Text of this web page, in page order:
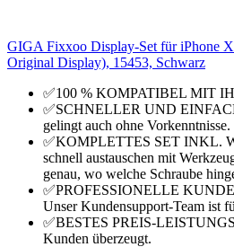
GIGA Fixxoo Display-Set für iPhone
Original Display), 15453, Schwarz
✅100 % KOMPATIBEL MIT
✅SCHNELLER UND
gelingt auch ohne Vorkenntnisse.
✅KOMPLETTES SET INKL.
schnell austauschen mit
genau, wo welche Schraube
✅PROFESSIONELLE
Unser Kundensupport-Team ist
✅BESTES PREIS-
Kunden überzeugt.